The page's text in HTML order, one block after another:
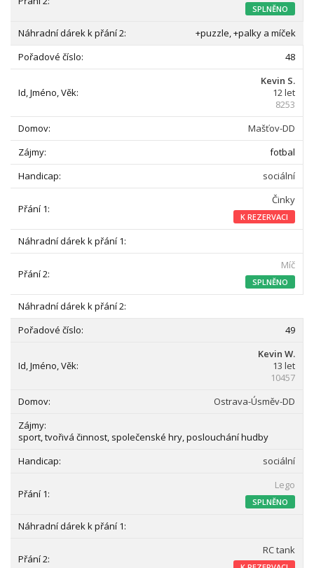
SPLNĚNO
+puzzle, +palky a míček
48
Kevin S.
12 let
8253
Mašťov-DD
fotbal
sociální
Činky
K REZERVACI
Míč
SPLNĚNO
49
Kevin W.
13 let
10457
Ostrava-Úsměv-DD
sport, tvořivá činnost, společenské hry, poslouchání hudby
sociální
Lego
SPLNĚNO
RC tank